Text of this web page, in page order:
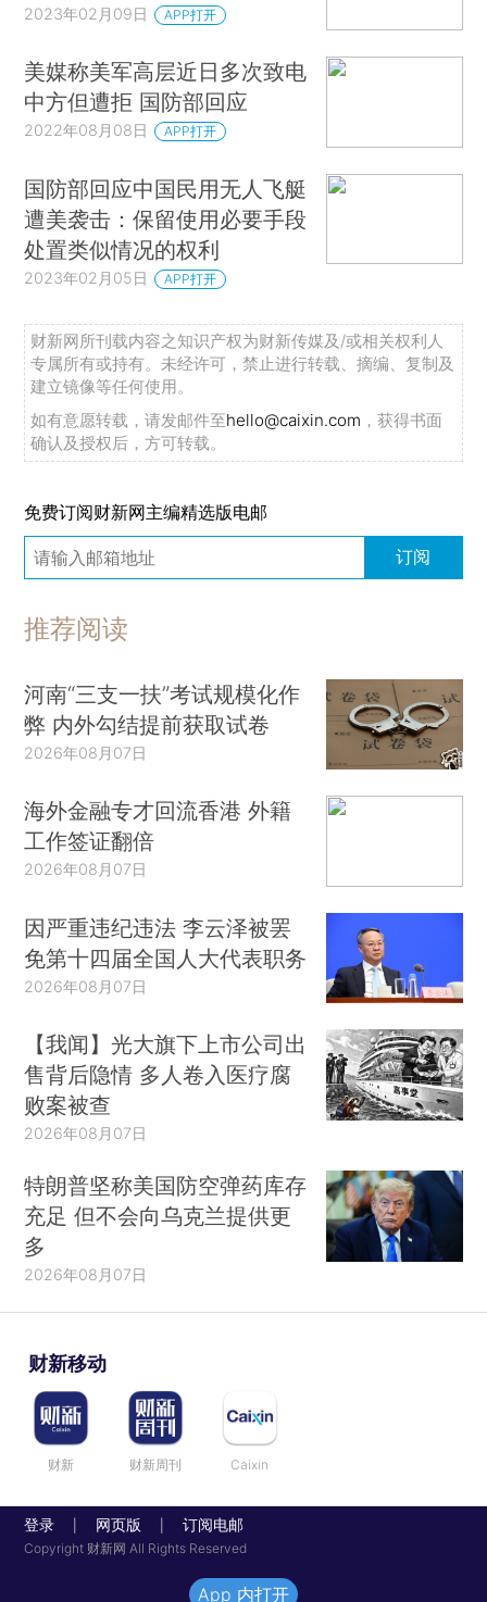
2023年02月09日 APP打开
美媒称美军高层近日多次致电
中方但遭拒 国防部回应
2022年08月08日 APP打开
国防部回应中国民用无人飞艇
遭美袭击：保留使用必要手段
处置类似情况的权利
2023年02月05日 APP打开
财新网所刊载内容之知识产权为财新传媒及/或相关权利人
专属所有或持有。未经许可，禁止进行转载、摘编、复制及
建立镜像等任何使用。
如有意愿转载，请发邮件至hello@caixin.com ，获得书面
确认及授权后，方可转载。
免费订阅财新网主编精选版电邮
订阅
推荐阅读
河南“三支一扶”考试规模化作
弊 内外勾结提前获取试卷
2026年08月07日
海外金融专才回流香港 外籍
工作签证翻倍
2026年08月07日
因严重违纪违法 李云泽被罢
免第十四届全国人大代表职务
2026年08月07日
【我闻】光大旗下上市公司出
售背后隐情 多人卷入医疗腐
败案被查
2026年08月07日
特朗普坚称美国防空弹药库存
充足 但不会向乌克兰提供更
多
2026年08月07日
财新移动
财新 财新周刊 Caixin
登录 网页版 订阅电邮
Copyright 财新网 All Rights Reserved
App 内打开